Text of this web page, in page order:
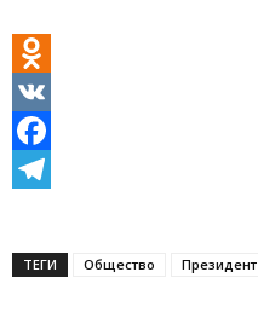
Odnoklassniki
VK
Facebook
ТЕГИ Общество Президент